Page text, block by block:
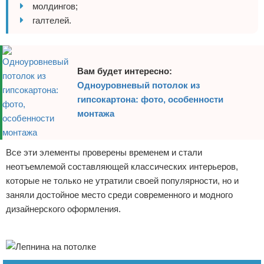
молдингов;
галтелей.
Вам будет интересно:
Одноуровневый потолок из
гипсокартона: фото, особенности
монтажа
Все эти элементы проверены временем и стали
неотъемлемой составляющей классических интерьеров,
которые не только не утратили своей популярности, но и
заняли достойное место среди современного и модного
дизайнерского оформления.